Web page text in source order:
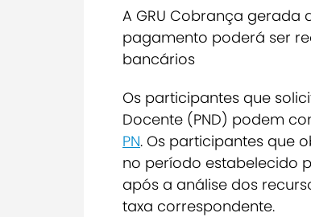
A GRU Cobrança gerada
pagamento poderá ser
bancários
Os participantes que
Docente (PND) podem
PN. Os participantes que
no período estabelecido
após a análise dos
taxa correspondente.